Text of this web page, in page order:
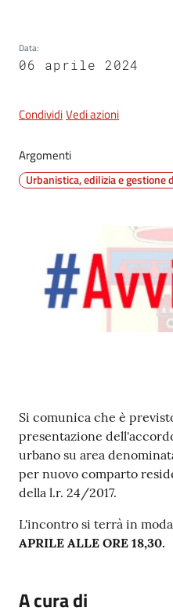
argomenti
Data:
06 aprile 2024
CondividiVedi azioni
Argomenti
Urbanistica, edilizia e gestione
Contenuto
Si comunica che è
presentazione
urbano su area
per nuovo comparto
della l.r. 24/2017.
L'incontro si terrà in
APRILE ALLE ORE 18,30.
A cura di